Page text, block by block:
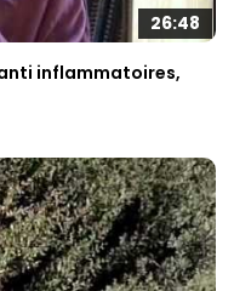
26:48
inflammatoires,